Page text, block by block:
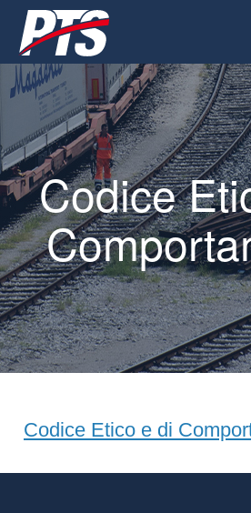
Vai
al
contenuto
Codice
Codice Etico e di